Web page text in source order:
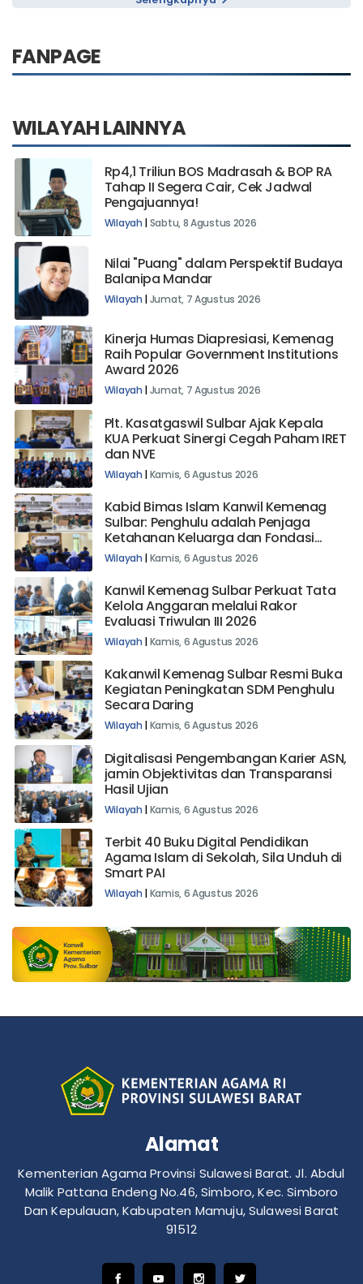
Selengkapnya
FANPAGE
WILAYAH LAINNYA
Rp4,1 Triliun BOS Madrasah & BOP RA
Tahap II Segera Cair, Cek Jadwal
Pengajuannya!
Wilayah | Sabtu, 8 Agustus 2026
Nilai "Puang" dalam Perspektif Budaya
Balanipa Mandar
Wilayah |Jumat, 7 Agustus 2026
Kinerja Humas Diapresiasi, Kemenag
Raih Popular Government Institutions
Award 2026
Wilayah |Jumat, 7 Agustus 2026
Plt. Kasatgaswil Sulbar Ajak Kepala
KUA Perkuat Sinergi Cegah Paham IRET
dan NVE
Wilayah |Kamis, 6 Agustus 2026
Kabid Bimas Islam Kanwil Kemenag
Sulbar: Penghulu adalah Penjaga
Ketahanan Keluarga dan Fondasi
Bangsa
Wilayah |Kamis, 6 Agustus 2026
Kanwil Kemenag Sulbar Perkuat Tata
Kelola Anggaran melalui Rakor
Evaluasi Triwulan III 2026
Wilayah |Kamis, 6 Agustus 2026
Kakanwil Kemenag Sulbar Resmi Buka
Kegiatan Peningkatan SDM Penghulu
Secara Daring
Wilayah |Kamis, 6 Agustus 2026
Digitalisasi Pengembangan Karier ASN,
jamin Objektivitas dan Transparansi
Hasil Ujian
Wilayah |Kamis, 6 Agustus 2026
Terbit 40 Buku Digital Pendidikan
Agama Islam di Sekolah, Sila Unduh di
Smart PAI
Wilayah |Kamis, 6 Agustus 2026
Alamat
Kementerian Agama Provinsi Sulawesi Barat. Jl. Abdul
Malik Pattana Endeng No.46, Simboro, Kec. Simboro
Dan Kepulauan, Kabupaten Mamuju, Sulawesi Barat
91512